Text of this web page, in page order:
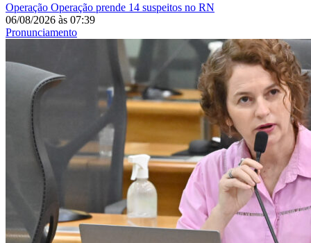
Operação Operação prende 14 suspeitos no RN
06/08/2026 às 07:39
Pronunciamento